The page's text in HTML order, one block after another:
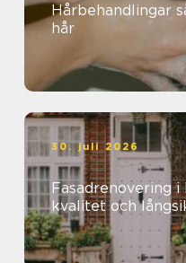
Hårbehandlingar så väljer du rätt för ditt
hår
30. juli 2026
Fasadrenovering
kvalitet och